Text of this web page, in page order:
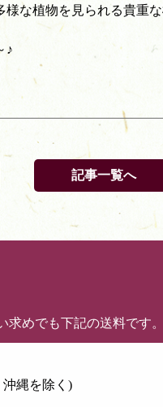
な植物を見られる貴重な
♪
記事一覧へ
求めでも下記の送料です。
縄を除く)